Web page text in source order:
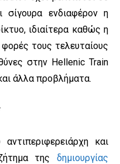
ενδιαφέρον η
ιδιαίτερα καθώς η
τους τελευταίους
στην Hellenic Train
άλλα προβλήματα.
και
της δημιουργίας